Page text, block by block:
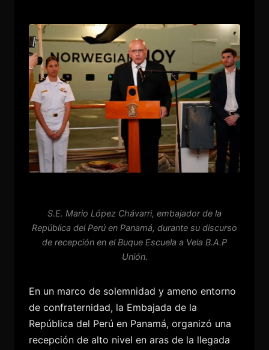
S.E. Mario López Chávarri, embajador de la
República del Perú en Panamá, durante su discurso
de recepción en el Buque Escuela a Vela B.A.P
Unión.
En un marco de solemnidad y ameno entorno
de confraternidad, la Embajada de la
República del Perú en Panamá, organizó una
recepción de alto nivel en aras de la llegada